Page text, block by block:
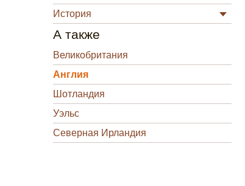
История
А также
Великобритания
Англия
Шотландия
Уэльс
Северная Ирландия